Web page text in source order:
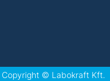
Copyright © Labokraft Kft.